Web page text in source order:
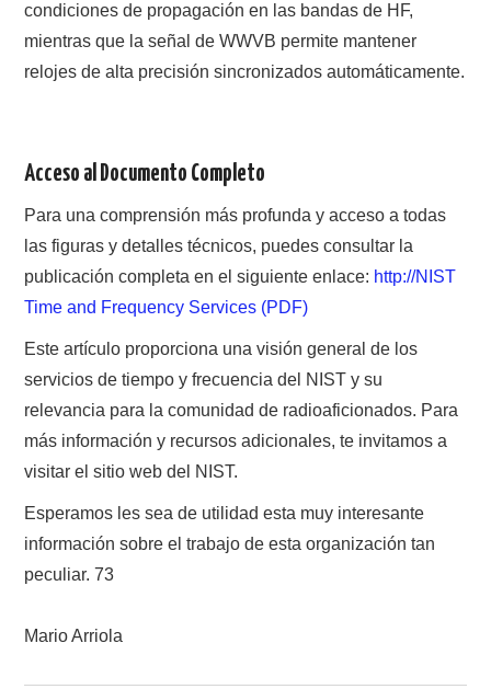
condiciones de propagación en las bandas de HF,
mientras que la señal de WWVB permite mantener
relojes de alta precisión sincronizados automáticamente.
Acceso al Documento Completo
Para una comprensión más profunda y acceso a todas
las figuras y detalles técnicos, puedes consultar la
publicación completa en el siguiente enlace: http://NIST
Time and Frequency Services (PDF)
Este artículo proporciona una visión general de los
servicios de tiempo y frecuencia del NIST y su
relevancia para la comunidad de radioaficionados. Para
más información y recursos adicionales, te invitamos a
visitar el sitio web del NIST.
Esperamos les sea de utilidad esta muy interesante
información sobre el trabajo de esta organización tan
peculiar. 73
Mario Arriola